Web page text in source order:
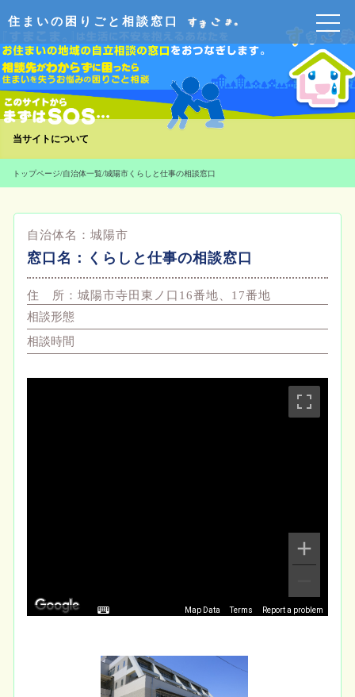
住まいの困りごと相談窓口
当サイトについて
トップページ/自治体一覧/城陽市くらしと仕事の相談窓口
自治体名： 城陽市
窓口名： くらしと仕事の相談窓口
住 所： 城陽市寺田東ノ口16番地、17番地
相談形態
相談時間
Map Data Terms Report a problem